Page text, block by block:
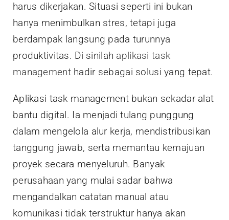
harus dikerjakan. Situasi seperti ini bukan
hanya menimbulkan stres, tetapi juga
berdampak langsung pada turunnya
produktivitas. Di sinilah aplikasi task
managementhadir sebagai solusi yang tepat.
Aplikasi task management bukan sekadar alat
bantu digital. Ia menjadi tulang punggung
dalam mengelola alur kerja, mendistribusikan
tanggung jawab, serta memantau kemajuan
proyek secara menyeluruh. Banyak
perusahaan yang mulai sadar bahwa
mengandalkan catatan manual atau
komunikasi tidak terstruktur hanya akan